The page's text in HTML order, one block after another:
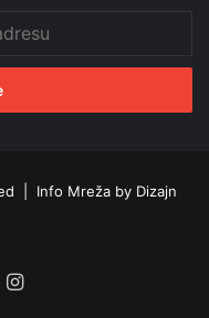
| Info Mreža by Dizajn
Instagram